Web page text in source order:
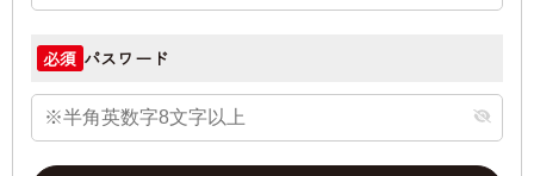
必須 パスワード